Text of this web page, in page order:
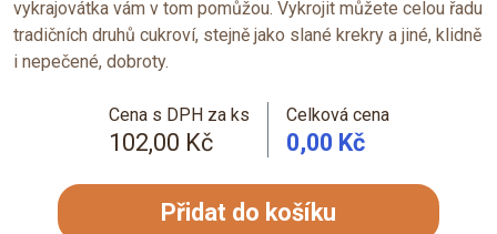
vykrajovátka vám v tom pomůžou. Vykrojit můžete celou řadu
tradičních druhů cukroví, stejně jako slané krekry a jiné, klidně
i nepečené, dobroty.
Cena s DPH za ks
102,00 Kč
Celková cena
0,00 Kč
Přidat do košíku